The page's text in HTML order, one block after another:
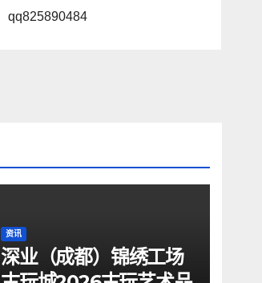
qq825890484
资讯
深业（成都）锦绣工场